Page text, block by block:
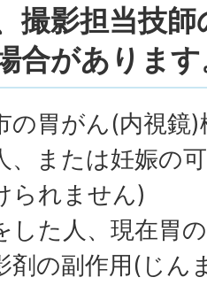
撮影担当技
合がありま
の胃がん(内視鏡
、または妊娠の
られません)
した人、現在胃
剤の副作用(じん